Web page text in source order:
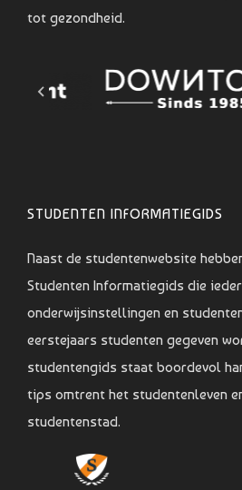
tot gezondheid.
STUDENTEN INFORMATIEGIDS
Naast de studentenwebsite
Studenten Informatiegids die
onderwijsinstellingen en
eerstejaars studenten gegeven
studentengids staat boordevol
tips omtrent het studentenleven
studentenstad.